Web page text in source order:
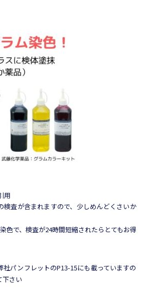
用
検査が含まれますので、少しめんどくさいか
色で、検査が24時間短縮されたらとてもお得
社パンフレットのP13-15にも載っていますの
下さい